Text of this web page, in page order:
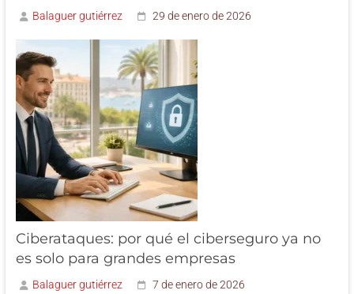
Balaguer gutiérrez 29 de enero de 2026
Ciberataques: por qué el ciberseguro ya no
es solo para grandes empresas
Balaguer gutiérrez 7 de enero de 2026